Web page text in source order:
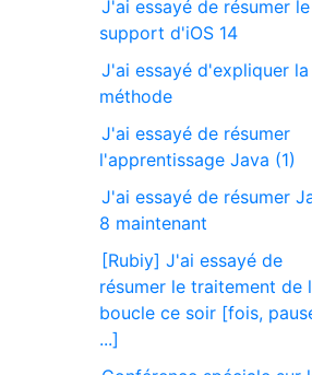
J'ai essayé de résumer le
support d'iOS 14
J'ai essayé d'expliquer la
méthode
J'ai essayé de résumer
l'apprentissage Java (1)
J'ai essayé de résumer
8 maintenant
[Rubiy] J'ai essayé de
résumer le traitement de
boucle ce soir [fois,
...]